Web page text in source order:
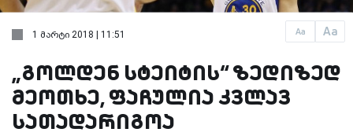
Aa Aa
1 მარტი 2018 | 11:51
„გოლდენ სტეიტის“ ზედიზედ
მეოთხე, ფაჩულია კვლავ
სათადარიგოა